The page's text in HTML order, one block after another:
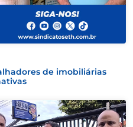
de imobiliárias